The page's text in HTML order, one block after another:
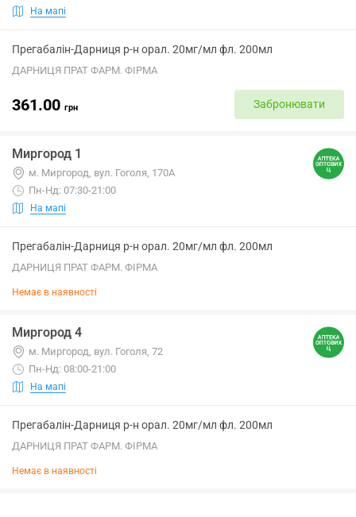
На мапі
Прегабалін-Дарниця р-н орал. 20мг/мл фл. 200мл
ДАРНИЦЯ ПРАТ ФАРМ. ФІРМА
361.00 грн Забронювати
Миргород 1
м. Миргород, вул. Гоголя, 170А
Пн-Нд: 07:30-21:00
На мапі
Прегабалін-Дарниця р-н орал. 20мг/мл фл. 200мл
ДАРНИЦЯ ПРАТ ФАРМ. ФІРМА
Немає в наявності
Миргород 4
м. Миргород, вул. Гоголя, 72
Пн-Нд: 08:00-21:00
На мапі
Прегабалін-Дарниця р-н орал. 20мг/мл фл. 200мл
ДАРНИЦЯ ПРАТ ФАРМ. ФІРМА
Немає в наявності